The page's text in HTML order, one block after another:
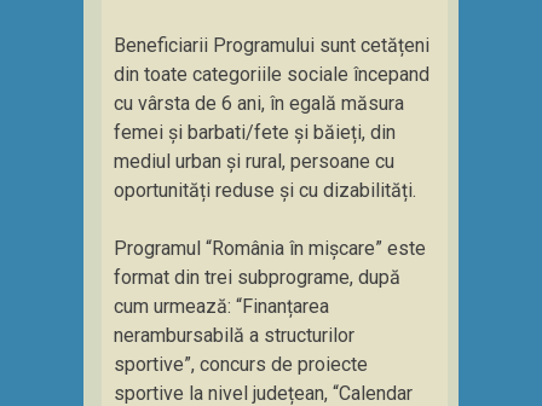
Beneficiarii Programului sunt cetățeni
din toate categoriile sociale începand
cu vârsta de 6 ani, în egală măsura
femei și barbati/fete și băieți, din
mediul urban și rural, persoane cu
oportunități reduse și cu dizabilități.
Programul “România în mișcare” este
format din trei subprograme, după
cum urmează: “Finanțarea
nerambursabilă a structurilor
sportive”, concurs de proiecte
sportive la nivel județean, “Calendar